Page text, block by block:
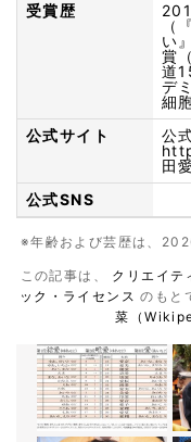
受賞歴
（
い
賞
道
デ
細
公式サイト
公
田
公式SNS
※年齢および芸歴は、
この記事は、 クリエイテ
ック・ライセンスのもと
菜（